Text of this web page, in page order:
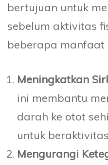
bertujuan untuk
sebelum aktivitas
beberapa manfaat
Meningkatkan
ini membantu
darah ke otot
untuk
Mengurangi